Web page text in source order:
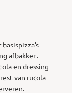
afbakken.
en dressing
van rucola